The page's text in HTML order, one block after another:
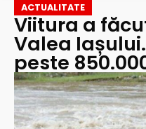
ACTUALITATE
Viitura a
Valea
peste